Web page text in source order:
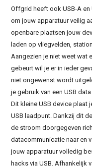
Offgrid heeft ook USB-A
om jouw apparatuur veilig
openbare plaatsen jouw
laden op vliegvelden,
Aangezien je niet weet wat
gebeurt wil je er in ieder
niet ongewenst wordt
je gebruik van een USB
Dit kleine USB device plaat
USB laadpunt. Dankzij dit
de stroom doorgegeven
datacommunicatie naar en
jouw apparatuur volledig
hacks via USB. Afhankelijk